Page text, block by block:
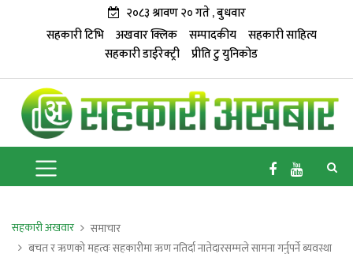
२०८३ श्रावण २० गते , बुधवार
सहकारी टिभि
अखवार क्लिक सम्पादकीय
सहकारी साहित्य
सहकारी डाईरेक्ट्री प्रीति टु युनिकोड
सहकारी अखवार
समाचार
बचत र ऋणको महत्वः सहकारीमा ऋण नतिर्दा नातेदारसम्मले सामना गर्नुपर्ने ब्यवस्था